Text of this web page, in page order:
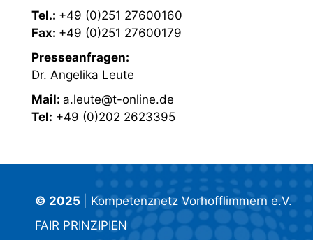
Tel.: +49 (0)251 27600160
Fax: +49 (0)251 27600179
Presseanfragen:
Dr. Angelika Leute
Mail: a.leute@t-online.de
Tel: +49 (0)202 2623395
© 2025
| Kompetenznetz Vorhofflimmern e.V.
FAIR PRINZIPIEN